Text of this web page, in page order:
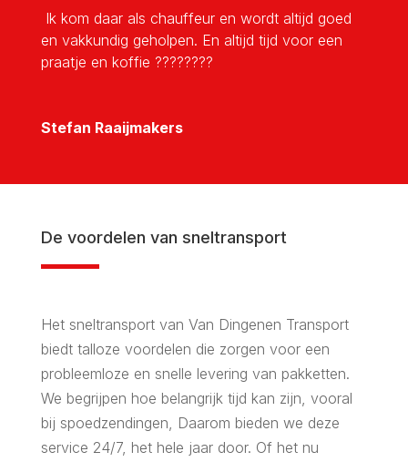
Ik kom daar als chauffeur en wordt altijd goed
en vakkundig geholpen. En altijd tijd voor een
praatje en koffie ????????
Stefan Raaijmakers
De voordelen van sneltransport
Het sneltransport van Van Dingenen Transport
biedt talloze voordelen die zorgen voor een
probleemloze en snelle levering van pakketten.
We begrijpen hoe belangrijk tijd kan zijn, vooral
bij spoedzendingen, Daarom bieden we deze
service 24/7, het hele jaar door. Of het nu